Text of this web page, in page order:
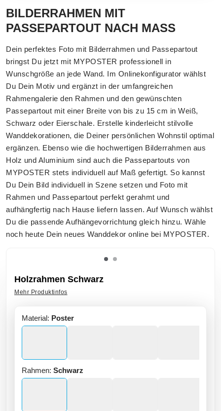
BILDERRAHMEN MIT
PASSEPARTOUT NACH MASS
Dein perfektes Foto mit Bilderrahmen und Passepartout
bringst Du jetzt mit MYPOSTER professionell in
Wunschgröße an jede Wand. Im Onlinekonfigurator wählst
Du Dein Motiv und ergänzt in der umfangreichen
Rahmengalerie den Rahmen und den gewünschten
Passepartout mit einer Breite von bis zu 15 cm in Weiß,
Schwarz oder Eierschale. Erstelle kinderleicht stilvolle
Wanddekorationen, die Deiner persönlichen Wohnstil optimal
ergänzen. Ebenso wie die hochwertigen Bilderrahmen aus
Holz und Aluminium sind auch die Passepartouts von
MYPOSTER stets individuell auf Maß gefertigt. So kannst
Du Dein Bild individuell in Szene setzen und Foto mit
Rahmen und Passepartout perfekt gerahmt und
aufhängfertig nach Hause liefern lassen. Auf Wunsch wählst
Du die passende Aufhängevorrichtung gleich hinzu. Wähle
noch heute Dein neues Wanddekor online bei MYPOSTER.
Holzrahmen Schwarz
Mehr Produktinfos
Material: Poster
Rahmen: Schwarz